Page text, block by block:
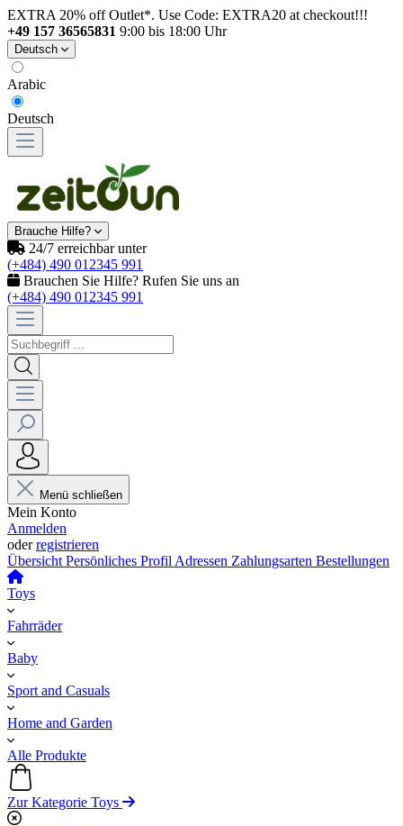
EXTRA 20% off Outlet*. Use Code: EXTRA20 at checkout!!!
+49 157 36565831 9:00 bis 18:00 Uhr
Deutsch
Arabic
Deutsch
Brauche Hilfe?
24/7 erreichbar unter
(+484) 490 012345 991
Brauchen Sie Hilfe? Rufen Sie uns an
(+484) 490 012345 991
Menü schließen
Mein Konto
Anmelden
oderregistrieren
Übersicht Persönliches Profil Adressen Zahlungsarten Bestellungen
Toys
Fahrräder
Baby
Sport and Casuals
Home and Garden
Alle Produkte
Zur Kategorie Toys